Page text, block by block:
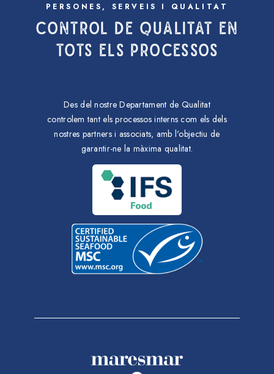
PERSONES, SERVEIS I QUALITAT
CONTROL DE QUALITAT EN
TOTS ELS PROCESSOS
Des del nostre Departament de Qualitat
controlem tant els processos interns com els dels
nostres partners i associats, amb l'objectiu de
garantir-ne la màxima qualitat.